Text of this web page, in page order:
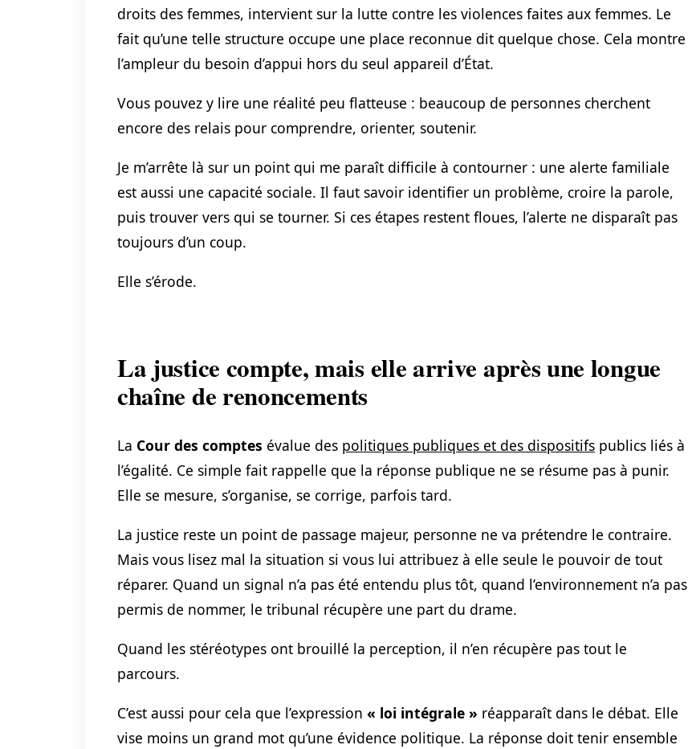
droits des femmes, intervient sur la lutte contre les violences faites aux femmes. Le
fait qu’une telle structure occupe une place reconnue dit quelque chose. Cela montre
l’ampleur du besoin d’appui hors du seul appareil d’État.
Vous pouvez y lire une réalité peu flatteuse : beaucoup de personnes cherchent
encore des relais pour comprendre, orienter, soutenir.
Je m’arrête là sur un point qui me paraît difficile à contourner : une alerte familiale
est aussi une capacité sociale. Il faut savoir identifier un problème, croire la parole,
puis trouver vers qui se tourner. Si ces étapes restent floues, l’alerte ne disparaît pas
toujours d’un coup.
Elle s’érode.
La justice compte, mais elle arrive après une longue
chaîne de renoncements
La Cour des comptes évalue des politiques publiques et des dispositifs publics liés à
l’égalité. Ce simple fait rappelle que la réponse publique ne se résume pas à punir.
Elle se mesure, s’organise, se corrige, parfois tard.
La justice reste un point de passage majeur, personne ne va prétendre le contraire.
Mais vous lisez mal la situation si vous lui attribuez à elle seule le pouvoir de tout
réparer. Quand un signal n’a pas été entendu plus tôt, quand l’environnement n’a pas
permis de nommer, le tribunal récupère une part du drame.
Quand les stéréotypes ont brouillé la perception, il n’en récupère pas tout le
parcours.
C’est aussi pour cela que l’expression « loi intégrale » réapparaît dans le débat. Elle
vise moins un grand mot qu’une évidence politique. La réponse doit tenir ensemble